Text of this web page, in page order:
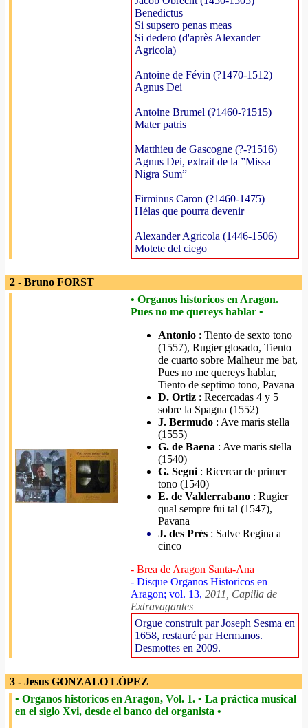
Benedictus
Si supsero penas meas
Si dedero (d'après Alexander
Agricola)
Antoine de Févin (?1470-1512)
Agnus Dei
Antoine Brumel (?1460-?1515)
Mater patris
Matthieu de Gascogne (?-?1516)
Agnus Dei, extrait de la ”Missa
Nigra Sum”
Firminus Caron (?1460-1475)
Hélas que pourra devenir
Alexander Agricola (1446-1506)
Motete del ciego
2 - Bruno FORST
• Organos historicos en Aragon.
Pues no me quereys hablar •
Antonio : Tiento de sexto tono
(1557), Rugier glosado, Tiento
de cuarto sobre Malheur me bat,
Pues no me quereys hablar,
Tiento de septimo tono, Pavana
D. Ortiz : Recercadas 4 y 5
sobre la Spagna (1552)
J. Bermudo : Ave maris stella
(1555)
G. de Baena : Ave maris stella
(1540)
G. Segni : Ricercar de primer
tono (1540)
E. de Valderrabano : Rugier
qual sempre fui tal (1547),
Pavana
J. des Prés : Salve Regina a
cinco
- Brea de Aragon Santa-Ana
- Disque Organos Historicos en
Aragon; vol. 13, 2011, Capilla de
Extravagantes
Orgue construit par Joseph Sesma en
1658, restauré par Hermanos.
Desmottes en 2009.
3 - Jesus GONZALO LÓPEZ
• Organos historicos en Aragon, Vol. 1. • La práctica musical
en el siglo Xvi, desde el banco del organista •